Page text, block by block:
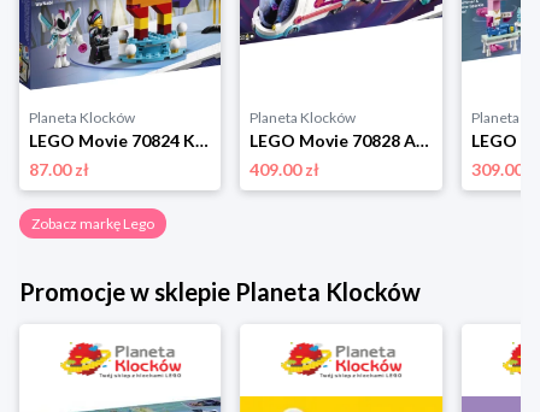
Planeta Klocków
LEGO Movie 70824 Królowa Wisimi I'powiewa Lego
87.00 zł
Planeta Klocków
LEGO Movie 70828 Autobus imprezowy Lego
409.00 zł
Planeta
309.00 zł
Zobacz markę Lego
Promocje w sklepie Planeta Klocków